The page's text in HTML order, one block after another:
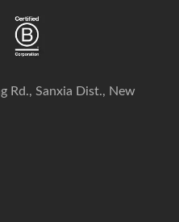
Rd., Sanxia Dist., New